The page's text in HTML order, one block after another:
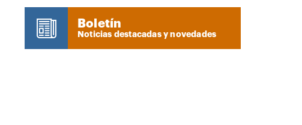
Boletín
Noticias destacadas y novedades